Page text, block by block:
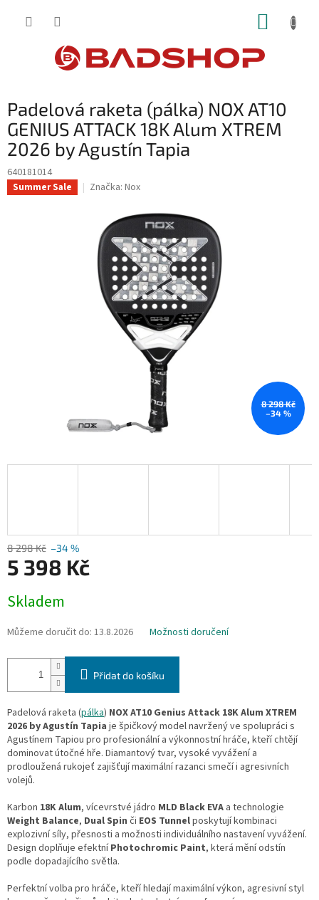
Padelová raketa (pálka) NOX AT10
GENIUS ATTACK 18K Alum XTREM
2026 by Agustín Tapia
640181014
Summer Sale Značka: Nox
8 298 Kč
–34 %
8 298 Kč –34 %
5 398 Kč
cena:
Skladem
Můžeme doručit do: 13.8.2026 Možnosti doručení
Přidat do košíku
Padelová raketa (pálka) NOX AT10 Genius Attack 18K Alum XTREM
2026 by Agustín Tapia je špičkový model navržený ve spolupráci s
Agustínem Tapiou pro profesionální a výkonnostní hráče, kteří chtějí
dominovat útočné hře. Diamantový tvar, vysoké vyvážení a
prodloužená rukojeť zajišťují maximální razanci smečí i agresivních
volejů.
Karbon 18K Alum, vícevrstvé jádro MLD Black EVA a technologie
Weight Balance, Dual Spin či EOS Tunnelposkytují kombinaci
explozivní síly, přesnosti a možnosti individuálního nastavení vyvážení.
Design doplňuje efektníPhotochromic Paint, která mění odstín
podle dopadajícího světla.
Perfektní volba pro hráče, kteří hledají maximální výkon, agresivní styl